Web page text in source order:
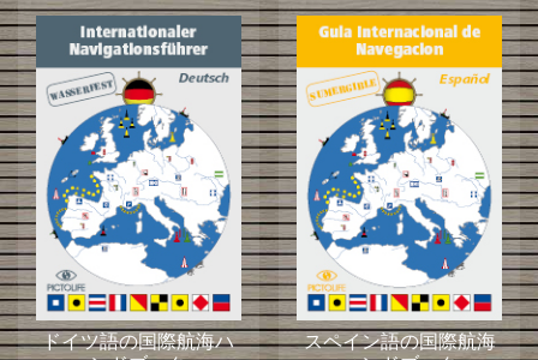
ドイツ語の国際航海ハ
スペイン語の国際航海